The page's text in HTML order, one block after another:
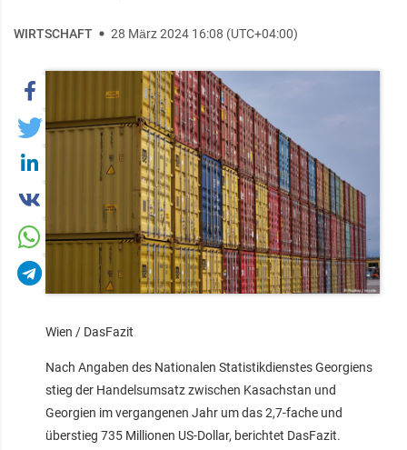
WIRTSCHAFT 28 März 2024 16:08 (UTC+04:00)
Wien / DasFazit
Nach Angaben des Nationalen Statistikdienstes Georgiens
stieg der Handelsumsatz zwischen Kasachstan und
Georgien im vergangenen Jahr um das 2,7-fache und
überstieg 735 Millionen US-Dollar, berichtet DasFazit.